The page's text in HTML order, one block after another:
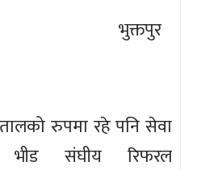
भुक्तपुर
रुपमा रहे पनि सेवा
संघीय रिफरल